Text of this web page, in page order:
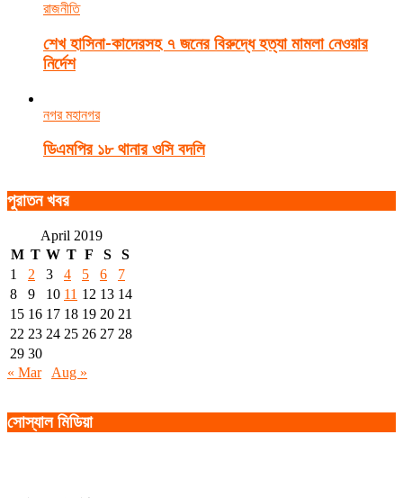
রাজনীতি
শেখ হাসিনা-কাদেরসহ ৭ জনের বিরুদ্ধে হত্যা মামলা নেওয়ার
নির্দেশ
নগর মহানগর
ডিএমপির ১৮ থানার ওসি বদলি
পুরাতন খবর
April 2019
M T W T F S
S
1
2 3 4 5 6
7
8
9 10 11 12 13 14
15 16 17 18 19 20 21
22 23 24 25 26 27 28
29 30
« Mar
Aug »
সোস্যাল মিডিয়া